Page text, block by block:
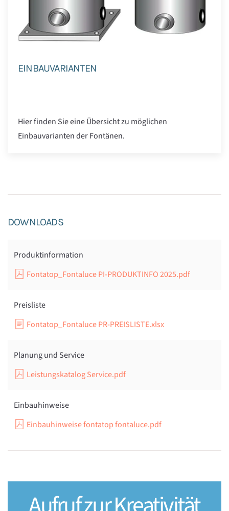
EINBAUVARIANTEN
Hier finden Sie eine Übersicht zu möglichen
Einbauvarianten der Fontänen.
DOWNLOADS
Produktinformation
Fontatop_Fontaluce PI-PRODUKTINFO 2025.pdf
Preisliste
Fontatop_Fontaluce PR-PREISLISTE.xlsx
Planung und Service
Leistungskatalog Service.pdf
Einbauhinweise
Einbauhinweise fontatop fontaluce.pdf